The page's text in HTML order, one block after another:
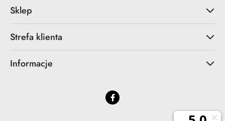
Sklep
Strefa klienta
Informacje